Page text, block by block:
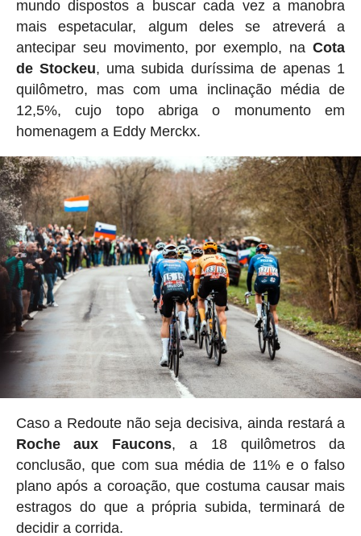
mundo dispostos a buscar cada vez a manobra
mais espetacular, algum deles se atreverá a
antecipar seu movimento, por exemplo, naCota
de Stockeu, uma subida duríssima de apenas 1
quilômetro, mas com uma inclinação média de
12,5%, cujo topo abriga o monumento em
homenagem a Eddy Merckx.
Caso a Redoute não seja decisiva, ainda restará a
Roche aux Faucons, a 18 quilômetros da
conclusão, que com sua média de 11% e o falso
plano após a coroação, que costuma causar mais
estragos do que a própria subida, terminará de
decidir a corrida.